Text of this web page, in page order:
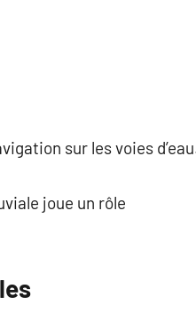
sur les voies
joue un rôle